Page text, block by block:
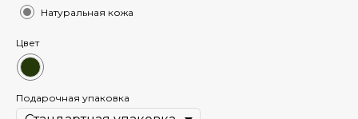
Натуральная кожа
Цвет
Подарочная упаковка